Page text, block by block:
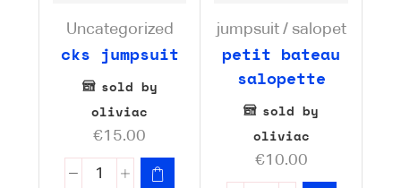
Uncategorized
cks jumpsuit
sold by
oliviac
€15.00
jumpsuit / salopet
petit bateau
salopette
sold by
oliviac
€10.00